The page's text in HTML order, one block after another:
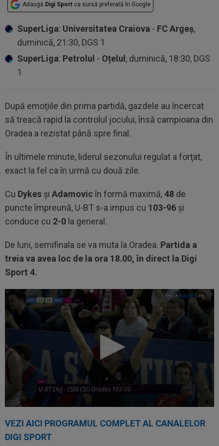
Adaugă Digi Sport ca sursă preferată în Google
SuperLiga: Universitatea Craiova - FC Argeș,
duminică, 21:30, DGS 1
SuperLiga: Petrolul - Oțelul, duminică, 18:30, DGS
1
După emoţiile din prima partidă, gazdele au încercat
să treacă rapid la controlul jocului, însă campioana din
Oradea a rezistat până spre final.
În ultimele minute, liderul sezonului regulat a forţat,
exact la fel ca în urmă cu două zile.
Cu Dykes şi Adamovicîn formă maximă,48 de
puncte împreună, U-BT s-a impus cu 103-96 şi
conduce cu 2-0 la general.
De luni, semifinala se va muta la Oradea. Partida a
treia va avea loc de la ora 18.00, în direct la Digi
Sport 4.
VEZI AICI PROGRAMUL COMPLET AL CANALELOR
DIGI SPORT